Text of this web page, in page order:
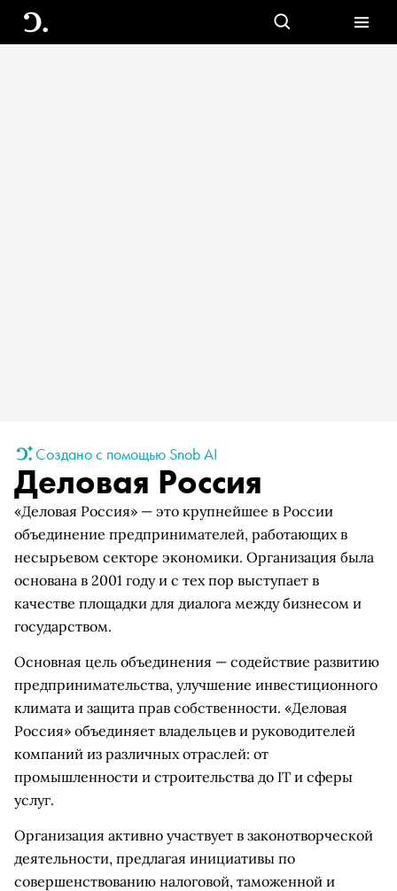
Создано с помощью Snob AI
Деловая Россия
«Деловая Россия» — это крупнейшее в России
объединение предпринимателей, работающих в
несырьевом секторе экономики. Организация была
основана в 2001 году и с тех пор выступает в
качестве площадки для диалога между бизнесом и
государством.
Основная цель объединения — содействие развитию
предпринимательства, улучшение инвестиционного
климата и защита прав собственности. «Деловая
Россия» объединяет владельцев и руководителей
компаний из различных отраслей: от
промышленности и строительства до IT и сферы
услуг.
Организация активно участвует в законотворческой
деятельности, предлагая инициативы по
совершенствованию налоговой, таможенной и